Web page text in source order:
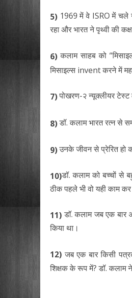
5) 1969 में वे ISRO में
रहा और भारत ने पृथ्वी की
6) कलाम साहब को
मिसाइल्स invent करने में
7)पोखरण-२ न्यूक्लीयर
8)डॉ. कलाम भारत रत्न से
9)उनके जीवन से प्रेरित हो
10)डॉ. कलाम को बच्चों से
ठीक पहले भी वो यही काम
11)डॉ. कलाम जब एक बार
किया था।
12) जब एक बार किसी
शिक्षक के रूप में? डॉ. कलाम